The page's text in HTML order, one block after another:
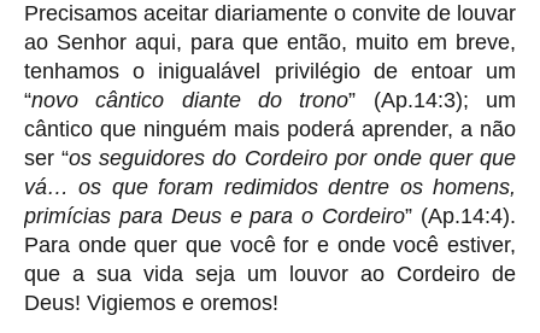
Precisamos aceitar diariamente o convite de louvar
ao Senhor aqui, para que então, muito em breve,
tenhamos o inigualável privilégio de entoar um
“novo cântico diante do trono” (Ap.14:3); um
cântico que ninguém mais poderá aprender, a não
ser “os seguidores do Cordeiro por onde quer que
vá… os que foram redimidos dentre os homens,
primícias para Deus e para o Cordeiro” (Ap.14:4).
Para onde quer que você for e onde você estiver,
que a sua vida seja um louvor ao Cordeiro de
Deus! Vigiemos e oremos!